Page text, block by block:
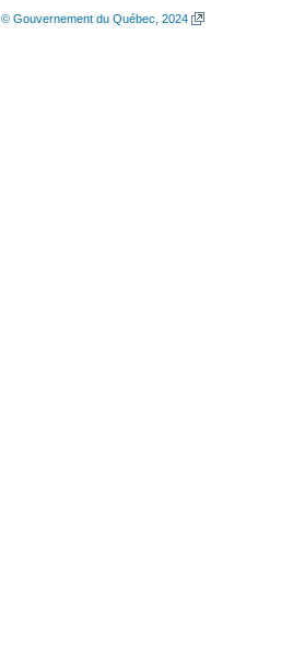
© Gouvernement du Québec, 2024